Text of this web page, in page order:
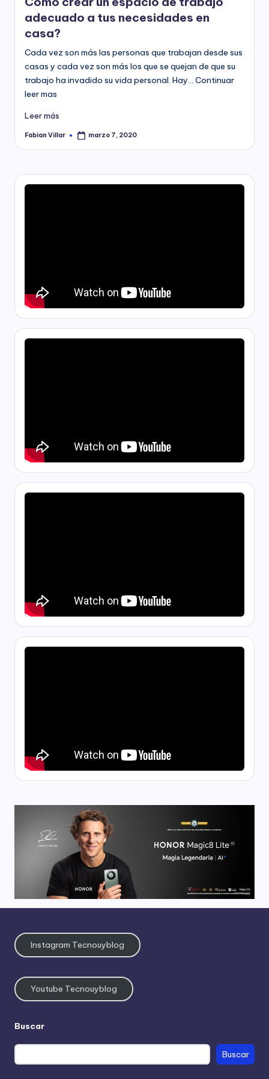
adecuado a tus necesidades en
casa?
Cada vez son más las personas que trabajan desde sus
casas y cada vez son más los que se quejan de que su
trabajo ha invadido su vida personal. Hay… Continuar
leer mas
Leer más
Publicado
Fabian Villar marzo 7, 2020
Instagram Tecnouyblog
Youtube Tecnouyblog
Buscar
Buscar